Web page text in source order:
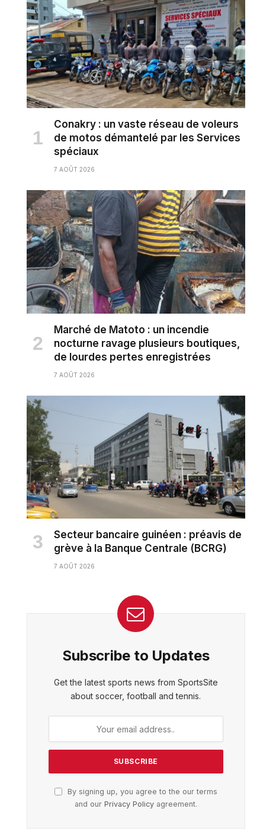
Conakry : un vaste réseau de voleurs
de motos démantelé par les Services
spéciaux
7 AOÛT 2026
Marché de Matoto : un incendie
nocturne ravage plusieurs boutiques,
de lourdes pertes enregistrées
7 AOÛT 2026
Secteur bancaire guinéen : préavis de
grève à la Banque Centrale (BCRG)
7 AOÛT 2026
Subscribe to Updates
Get the latest sports news from SportsSite
about soccer, football and tennis.
By signing up, you agree to the our terms
and our Privacy Policyagreement.